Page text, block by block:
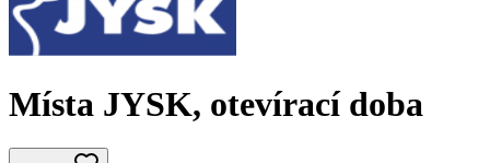
Místa JYSK, otevírací doba